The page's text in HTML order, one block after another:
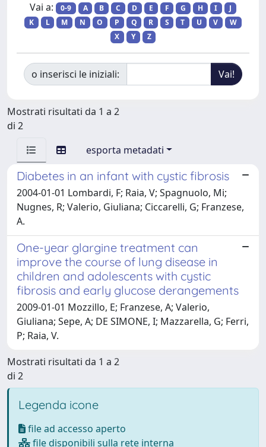
Vai a: 0-9 A B C D E F G H I
J
K
L M N O P Q R S T U V
W
X
Y Z
o inserisci le iniziali:
Mostrati risultati da 1 a 2
di 2
esporta metadati
Diabetes in an infant with cystic fibrosis
2004-01-01 Lombardi, F; Raia, V; Spagnuolo, Mi;
Nugnes, R; Valerio, Giuliana; Ciccarelli, G; Franzese,
A.
One-year glargine treatment can
improve the course of lung disease in
children and adolescents with cystic
fibrosis and early glucose derangements
2009-01-01 Mozzillo, E; Franzese, A; Valerio,
Giuliana; Sepe, A; DE SIMONE, I; Mazzarella, G; Ferri,
P; Raia, V.
Mostrati risultati da 1 a 2
di 2
Legenda icone
file ad accesso aperto
file disponibili sulla rete interna